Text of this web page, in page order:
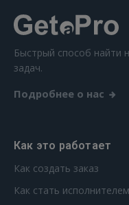
Быстрый способ найти
задач.
Подробнее о нас
Как это работает
Как создать заказ
Как стать исполнителем